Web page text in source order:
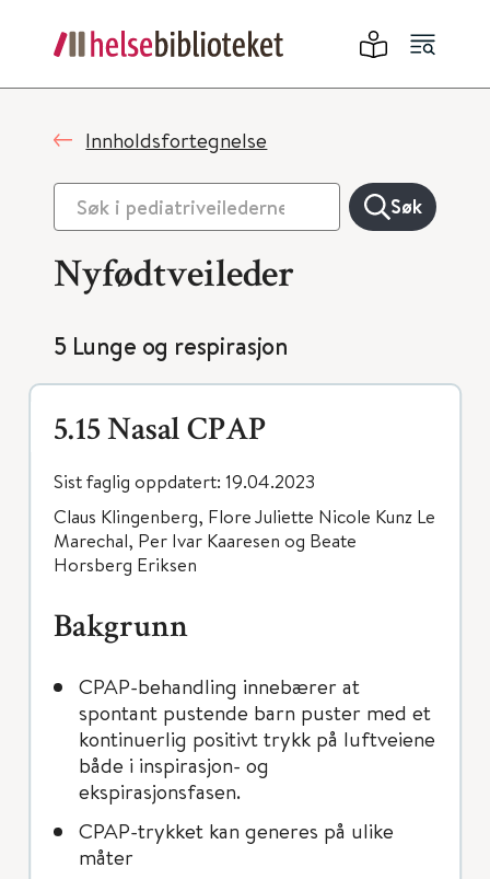
Innholdsfortegnelse
Søk
Nyfødtveileder
5 Lunge og respirasjon
5.15 Nasal CPAP
Sist faglig oppdatert: 19.04.2023
Claus Klingenberg, Flore Juliette Nicole Kunz Le
Marechal, Per Ivar Kaaresen og Beate
Horsberg Eriksen
Bakgrunn
CPAP-behandling innebærer at
spontant pustende barn puster med et
kontinuerlig positivt trykk på luftveiene
både i inspirasjon- og
ekspirasjonsfasen.
CPAP-trykket kan generes på ulike
måter